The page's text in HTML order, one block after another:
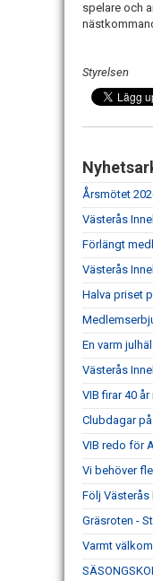
spelare och
Styrelsen
Årsmötet
Västerås
Förlängt
Västerås
Halva priset
En varm
Västerås
VIB firar 40
Clubdagar
VIB redo för
Vi behöver
Följ Västerås
Gräsroten -
Varmt